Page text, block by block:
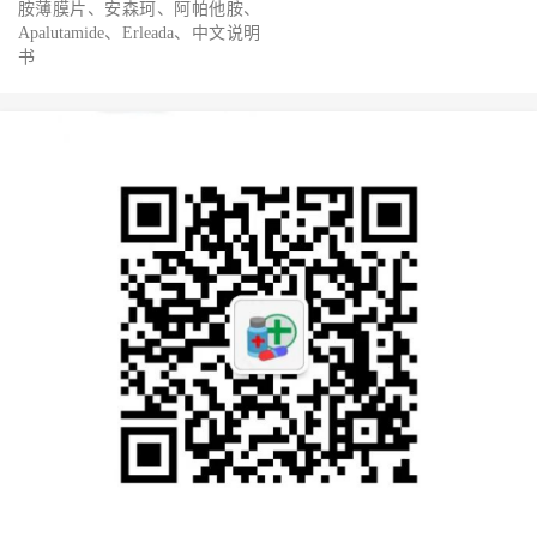
胺薄膜片、安森珂、阿帕他胺、
Apalutamide、Erleada、中文说明
书